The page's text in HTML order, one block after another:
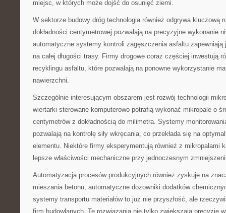
miejsc, w których może dojść do osunięć ziemi.
W sektorze budowy dróg technologia również odgrywa kluczową
dokładności centymetrowej pozwalają na precyzyjne wykonanie
automatyczne systemy kontroli zagęszczenia asfaltu zapewniają
na całej długości trasy. Firmy drogowe coraz częściej inwestują
recyklingu asfaltu, które pozwalają na ponowne wykorzystanie
nawierzchni.
Szczególnie interesującym obszarem jest rozwój technologii
wiertarki sterowane komputerowo potrafią wykonać mikropale o
centymetrów z dokładnością do milimetra. Systemy
pozwalają na kontrolę siły wkręcania, co przekłada się na
elementu. Niektóre firmy eksperymentują również z mikropalami
lepsze właściwości mechaniczne przy jednoczesnym
Automatyzacja procesów produkcyjnych również zyskuje na
mieszania betonu, automatyczne dozowniki dodatków
systemy transportu materiałów to już nie przyszłość, ale
firm budowlanych. Te rozwiązania nie tylko zwiększają precyzję